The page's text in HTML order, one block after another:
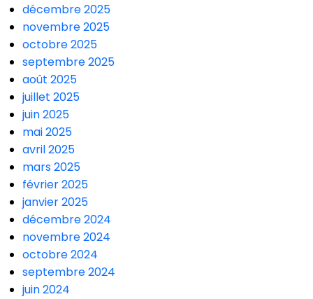
décembre 2025
novembre 2025
octobre 2025
septembre 2025
août 2025
juillet 2025
juin 2025
mai 2025
avril 2025
mars 2025
février 2025
janvier 2025
décembre 2024
novembre 2024
octobre 2024
septembre 2024
juin 2024